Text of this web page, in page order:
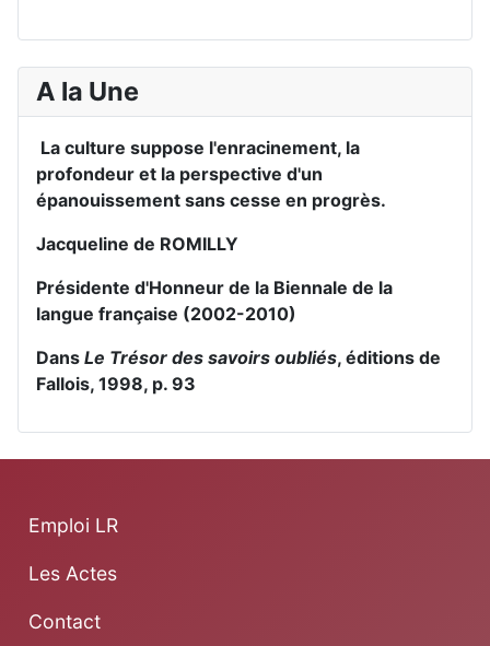
A la Une
La culture suppose l'enracinement, la
profondeur et la perspective d'un
épanouissement sans cesse en progrès.
Jacqueline de ROMILLY
Présidente d'Honneur de la Biennale de la
langue française (2002-2010)
Dans Le Trésor des savoirs oubliés, éditions de
Fallois, 1998, p. 93
Emploi LR
Les Actes
Contact